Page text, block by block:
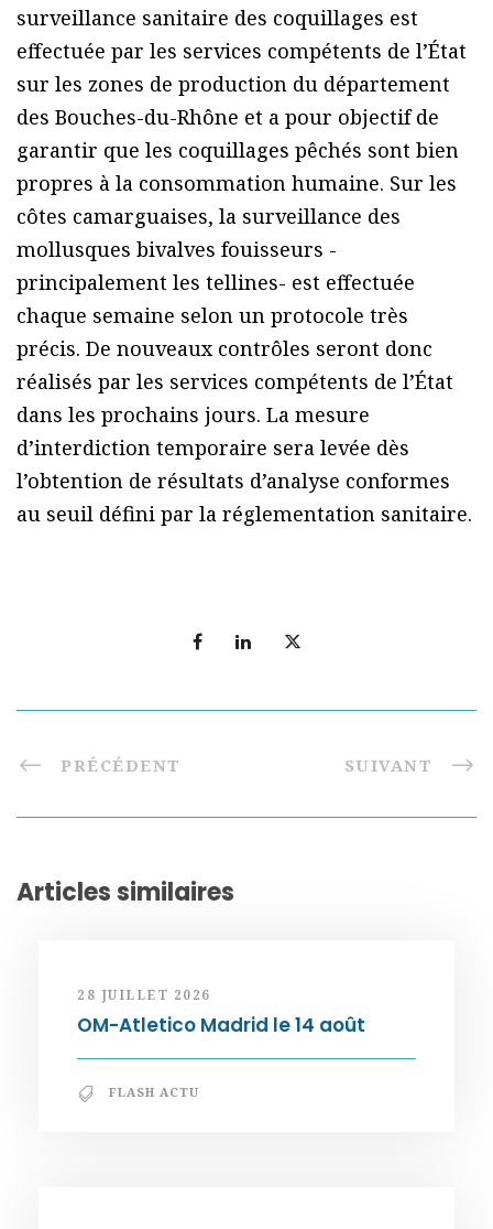
surveillance sanitaire des coquillages est
effectuée par les services compétents de l’État
sur les zones de production du département
des Bouches-du-Rhône et a pour objectif de
garantir que les coquillages pêchés sont bien
propres à la consommation humaine. Sur les
côtes camarguaises, la surveillance des
mollusques bivalves fouisseurs -
principalement les tellines- est effectuée
chaque semaine selon un protocole très
précis. De nouveaux contrôles seront donc
réalisés par les services compétents de l’État
dans les prochains jours. La mesure
d’interdiction temporaire sera levée dès
l’obtention de résultats d’analyse conformes
au seuil défini par la réglementation sanitaire.
PRÉCÉDENT SUIVANT
Articles similaires
28 JUILLET 2026
OM-Atletico Madrid le 14 août
FLASH ACTU